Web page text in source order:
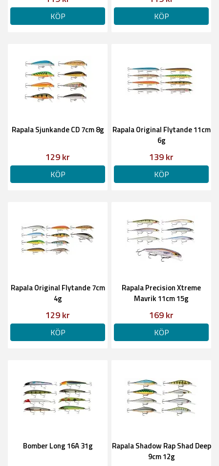
KÖP KÖP
Rapala Sjunkande CD 7cm 8g
129 kr
KÖP
Rapala Original Flytande 11cm
6g
139 kr
KÖP
Rapala Original Flytande 7cm
4g
129 kr
KÖP
Rapala Precision Xtreme
Mavrik 11cm 15g
169 kr
KÖP
Bomber Long 16A 31g
Rapala Shadow Rap Shad Deep
9cm 12g